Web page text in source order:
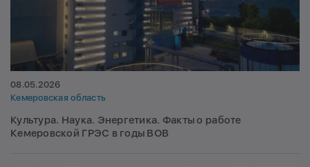
08.05.2026
Кемеровская область
Культура. Наука. Энергетика. Факты о работе
Кемеровской ГРЭС в годы ВОВ